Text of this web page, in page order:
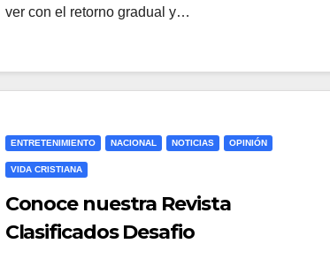
ver con el retorno gradual y…
ENTRETENIMIENTO NACIONAL NOTICIAS OPINIÓN
VIDA CRISTIANA
Conoce nuestra Revista
Clasificados Desafio